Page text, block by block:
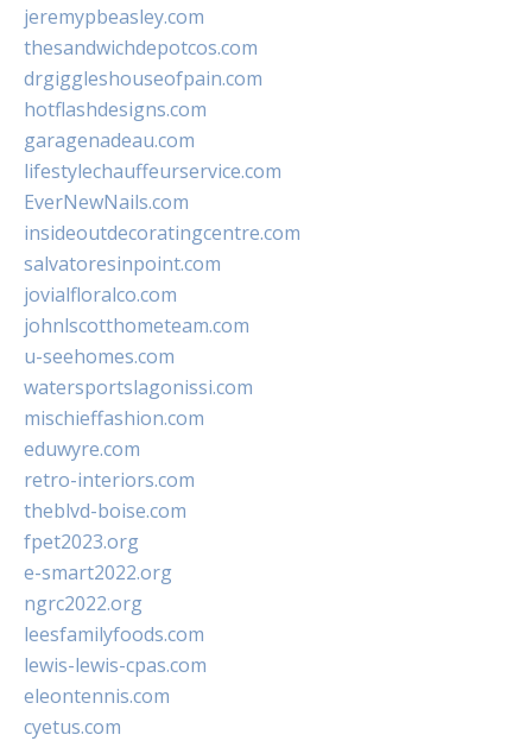
jeremypbeasley.com
thesandwichdepotcos.com
drgiggleshouseofpain.com
hotflashdesigns.com
garagenadeau.com
lifestylechauffeurservice.com
EverNewNails.com
insideoutdecoratingcentre.com
salvatoresinpoint.com
jovialfloralco.com
johnlscotthometeam.com
u-seehomes.com
watersportslagonissi.com
mischieffashion.com
eduwyre.com
retro-interiors.com
theblvd-boise.com
fpet2023.org
e-smart2022.org
ngrc2022.org
leesfamilyfoods.com
lewis-lewis-cpas.com
eleontennis.com
cyetus.com